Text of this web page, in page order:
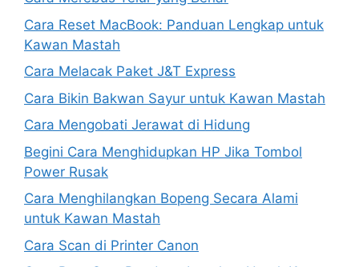
Cara Reset MacBook: Panduan Lengkap untuk
Kawan Mastah
Cara Melacak Paket J&T Express
Cara Bikin Bakwan Sayur untuk Kawan Mastah
Cara Mengobati Jerawat di Hidung
Begini Cara Menghidupkan HP Jika Tombol
Power Rusak
Cara Menghilangkan Bopeng Secara Alami
untuk Kawan Mastah
Cara Scan di Printer Canon